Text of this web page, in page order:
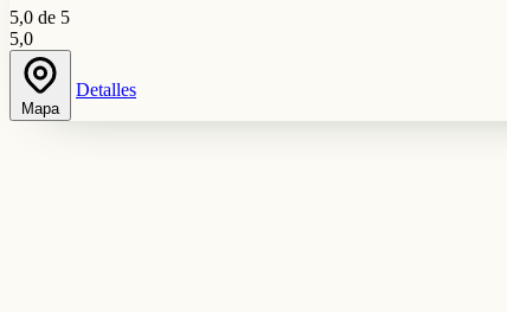
5,0 de 5
5,0
Mapa
Detalles